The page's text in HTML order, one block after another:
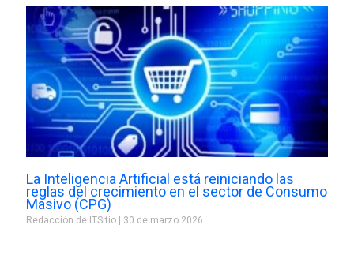
La Inteligencia Artificial está reiniciando las
reglas del crecimiento en el sector de Consumo
Masivo (CPG)
Redacción de ITSitio 30 de marzo 2026